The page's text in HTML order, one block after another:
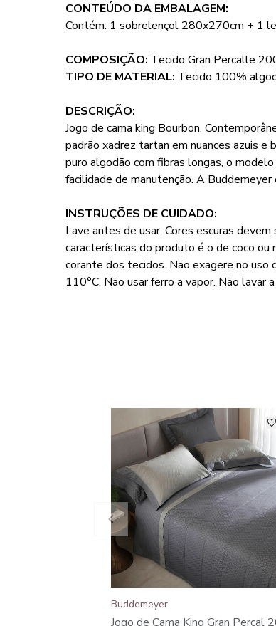
CONTEÚDO DA EMBALAGEM:
Contém: 1 sobrelençol 280x270cm + 1
COMPOSIÇÃO: Tecido Gran Percalle
TIPO DE MATERIAL: Tecido 100%
DESCRIÇÃO:
Jogo de cama king Bourbon.
padrão xadrez tartan em nuances azuis
puro algodão com fibras longas, o
facilidade de manutenção. A
INSTRUÇÕES DE CUIDADO:
Lave antes de usar. Cores escuras
características do produto é o de coco
corante dos tecidos. Não exagere no uso
110°C. Não usar ferro a vapor. Não lavar
Buddemeyer
Jogo de Cama King Gran Percal